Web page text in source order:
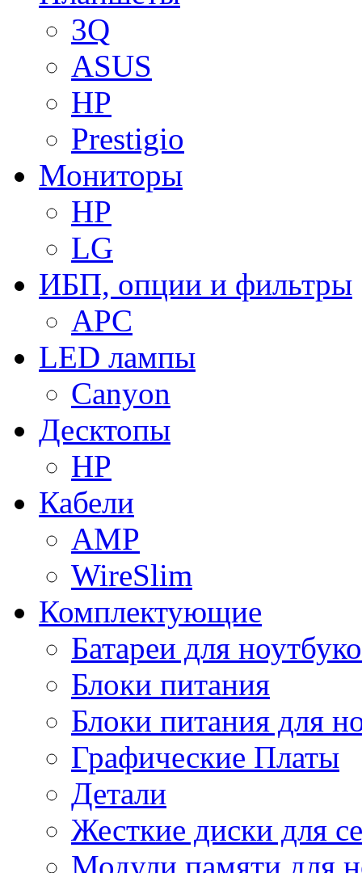
3Q
ASUS
HP
Prestigio
Мониторы
HP
LG
ИБП, опции и фильтры
APC
LED лампы
Canyon
Десктопы
HP
Кабели
AMP
WireSlim
Комплектующие
Батареи для
Блоки питания
Блоки питания для
Графические Платы
Детали
Жесткие диски для
Модули памяти для